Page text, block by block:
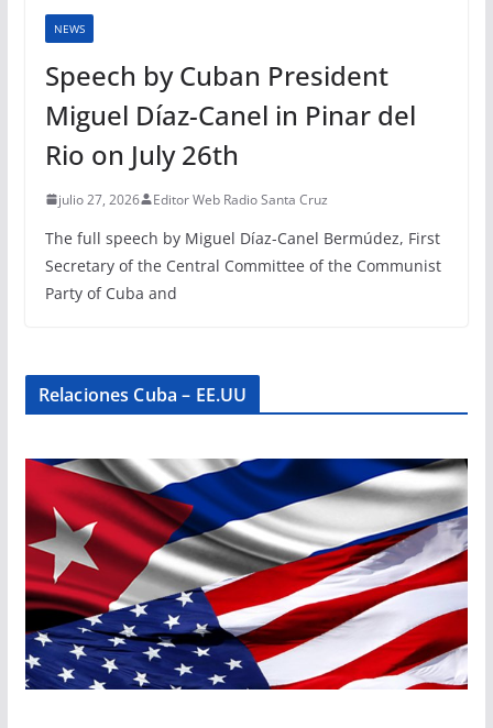
NEWS
Speech by Cuban President
Miguel Díaz-Canel in Pinar del
Rio on July 26th
julio 27, 2026 Editor Web Radio Santa Cruz
The full speech by Miguel Díaz-Canel Bermúdez, First
Secretary of the Central Committee of the Communist
Party of Cuba and
Relaciones Cuba – EE.UU